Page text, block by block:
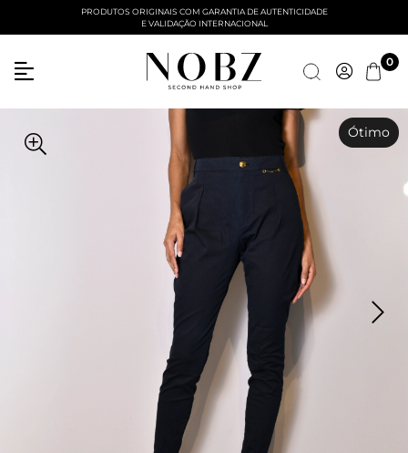
Entre com email ou cpf/cnpj
PRODUTOS ORIGINAIS COM GARANTIA DE AUTENTICIDADE
E VALIDAÇÃO INTERNACIONAL
0
Ótimo